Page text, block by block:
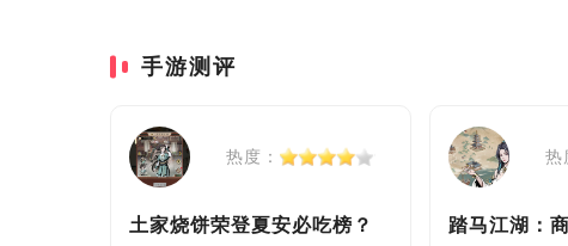
手游测评
热度：
土家烧饼荣登夏安必吃榜？
热
踏马江湖：